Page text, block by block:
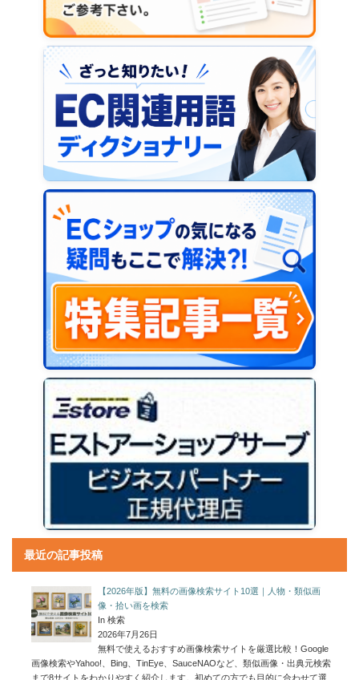
最近の記事投稿
【2026年版】無料の画像検索サイト10選｜人物・類似画
像・拾い画を検索
In 検索
2026年7月26日
無料で使えるおすすめ画像検索サイトを厳選比較！Google
画像検索やYahoo!、Bing、TinEye、SauceNAOなど、類似画像・出典元検索
まで8サイトをわかりやすく紹介します。初めての方でも目的に合わせて選